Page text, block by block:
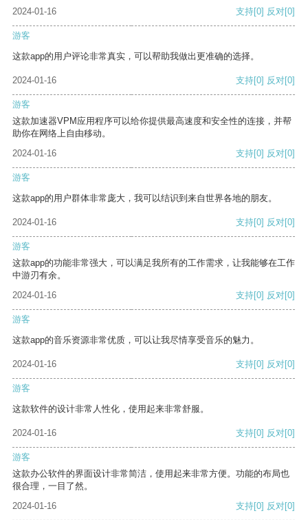
2024-01-16
支持[0] 反对[0]
游客
这款app的用户评论非常真实，可以帮助我做出更准确的选择。
2024-01-16 支持[0] 反对[0]
游客
这款加速器VPM应用程序可以给你提供最高速度和安全性的连接，并帮
助你在网络上自由移动。
2024-01-16
支持[0] 反对[0]
游客
这款app的用户群体非常庞大，我可以结识到来自世界各地的朋友。
2024-01-16 支持[0] 反对[0]
游客
这款app的功能非常强大，可以满足我所有的工作需求，让我能够在工作
中游刃有余。
2024-01-16
支持[0] 反对[0]
游客
这款app的音乐资源非常优质，可以让我尽情享受音乐的魅力。
2024-01-16 支持[0] 反对[0]
游客
这款软件的设计非常人性化，使用起来非常舒服。
2024-01-16 支持[0] 反对[0]
游客
这款办公软件的界面设计非常简洁，使用起来非常方便。功能的布局也
很合理，一目了然。
2024-01-16
支持[0] 反对[0]